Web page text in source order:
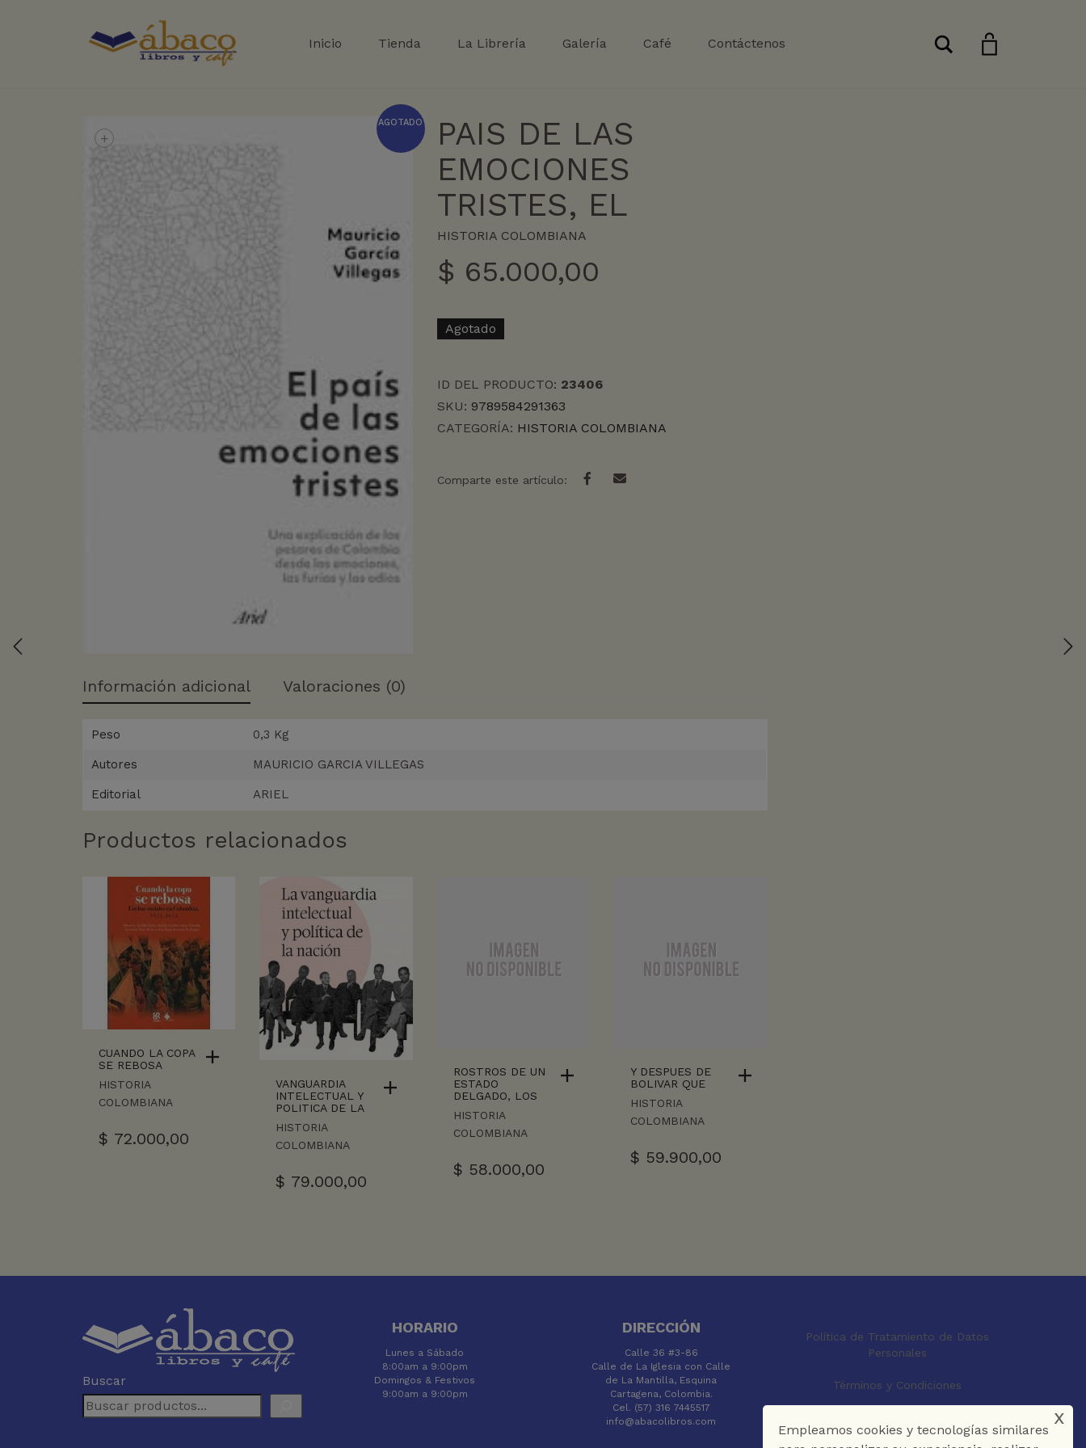
Inicio Tienda La Librería Galería Café Contáctenos Buscar
AGOTADO
+
PAIS DE LAS
EMOCIONES
TRISTES, EL
HISTORIA COLOMBIANA
$ 65.000,00
Agotado
ID DEL PRODUCTO: 23406
SKU: 9789584291363
CATEGORÍA: HISTORIA COLOMBIANA
Comparte este artículo:
Información adicional Valoraciones (0)
Peso 0,3 Kg
Autores MAURICIO GARCIA VILLEGAS
Editorial ARIEL
Productos relacionados
CUANDO LA COPA
SE REBOSA
HISTORIA
COLOMBIANA
$ 72.000,00
VANGUARDIA
INTELECTUAL Y
POLITICA DE LA
HISTORIA
COLOMBIANA
$ 79.000,00
ROSTROS DE UN
ESTADO
DELGADO, LOS
HISTORIA
COLOMBIANA
$ 58.000,00
Y DESPUES DE
BOLIVAR QUE
HISTORIA
COLOMBIANA
$ 59.900,00
Buscar
HORARIO
Lunes a Sábado
8:00am a 9:00pm
Domingos & Festivos
9:00am a 9:00pm
DIRECCIÓN
Calle 36 #3-86
Calle de La Iglesia con Calle
de La Mantilla, Esquina
Cartagena, Colombia.
Cel. (57) 316 7445517
info@abacolibros.com
Política de Tratamiento de Datos
Personales
Términos y Condiciones
Empleamos cookies y tecnologías similares
x